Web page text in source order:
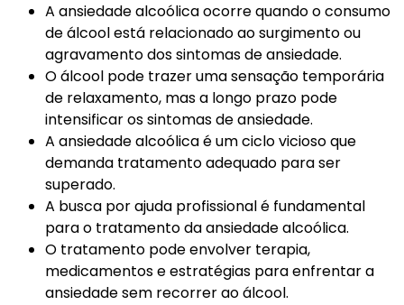
A ansiedade alcoólica ocorre quando o consumo
de álcool está relacionado ao surgimento ou
agravamento dos sintomas de ansiedade.
O álcool pode trazer uma sensação temporária
de relaxamento, mas a longo prazo pode
intensificar os sintomas de ansiedade.
A ansiedade alcoólica é um ciclo vicioso que
demanda tratamento adequado para ser
superado.
A busca por ajuda profissional é fundamental
para o tratamento da ansiedade alcoólica.
O tratamento pode envolver terapia,
medicamentos e estratégias para enfrentar a
ansiedade sem recorrer ao álcool.